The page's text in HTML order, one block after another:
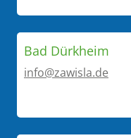
Bad Dürkheim
info@zawisla.de